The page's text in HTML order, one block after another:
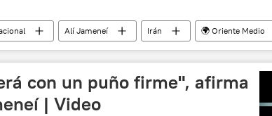
Alí Jameneí Irán
🌍 Oriente Medio
e Irán
con un puño firme", afirma
| Video